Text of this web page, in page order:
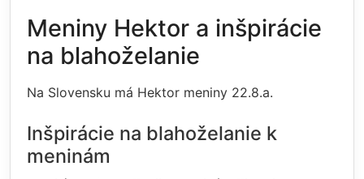
Meniny Hektor a inšpirácie
na blahoželanie
Na Slovensku má Hektor meniny 22.8.a.
Inšpirácie na blahoželanie k
meninám